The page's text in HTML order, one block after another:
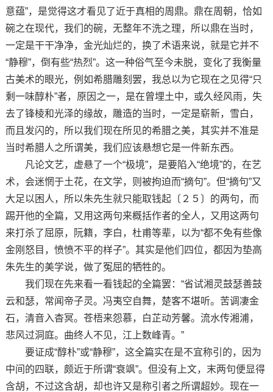
意蕴”，是觉得这才看见了近于真相的周鼎。鼎在周朝，恰如
碗之在现代，我们的碗，无整年不洗之理，所以鼎在当时，
一定是干干净净，金光灿烂的，换了术语来说，就是它并不
“静穆”，倒有些“热烈”。这一种俗气至今未脱，变化了我衡量
古美术的眼光，例如希腊雕刻罢，我总以为它现在之见得“只
剩一味醇朴”者，原因之一，是在曾埋土中，或久经风雨，失
去了锋棱和光泽的缘故，雕造的当时，一定是崭新，雪白，
而且发闪的，所以我们现在所见的希腊之美，其实并不准是
当时希腊人之所谓美，我们应该悬想它是一件新东西。
凡论文艺，虚悬了一个“极境”，是要陷入“绝境”的，在艺
术，会迷惘于土花，在文学，则被拘迫而“摘句”。但“摘句”又
大足以困人，所以朱先生就只能取钱起〔２５〕的两句，而
踢开他的全篇，又用这两句来概括作者的全人，又用这两句
来打杀了屈原，阮籍，李白，杜甫等辈，以为“都不免有些像
金刚怒目，愤愤不平的样子”。其实是他们四位，都因为垫高
朱先生的美学说，做了冤屈的牺牲的。
我们现在先来看一看钱起的全篇罢：“省试湘灵鼓瑟善鼓
云和瑟，常闻帝子灵。冯夷空自舞，楚客不堪听。苦调凄金
石，清音入杳冥。苍梧来怨慕，白芷动芳馨。流水传湘浦，
悲风过洞庭。曲终人不见，江上数峰青。”
要证成“醇朴”或“静穆”，这全篇实在是不宜称引的，因为
中间的四联，颇近于所谓“衰飒”。但没有上文，末两句便显得
含胡，不过这含胡，却也许又是称引者之所谓超妙。现在一